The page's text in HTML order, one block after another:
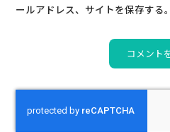
ールアドレス、サイトを保存する。